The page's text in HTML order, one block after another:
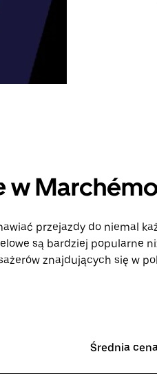
w
przejazdy do niemal
są bardziej popularne
znajdujących się w
Średnia